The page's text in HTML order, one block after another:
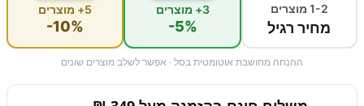
1-2 מוצרים
מחיר רגיל
3+ מוצרים
-5%
5+ מוצרים
-10%
ההנחה מחושבת אוטומטית בסל · אפשר לשלב מוצרים שונים